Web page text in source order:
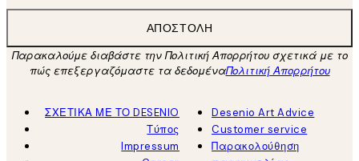
ΑΠΟΣΤΟΛΉ
Παρακαλούμε διαβάστε την Πολιτική Απορρήτου σχετικά με το
πώς επεξεργαζόμαστε τα δεδομέναΠολιτική Απορρήτου
ΣΧΕΤΙΚΑ ΜΕ ΤΟ DESENIO
Τύπος
Impressum
Desenio Art Advice
Customer service
Παρακολούθηση